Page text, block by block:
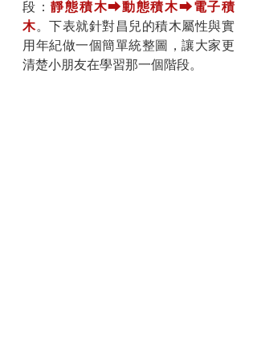
段：靜態積木⮕動態積木⮕電子積
木。下表就針對昌兒的積木屬性與實
用年紀做一個簡單統整圖，讓大家更
清楚小朋友在學習那一個階段。